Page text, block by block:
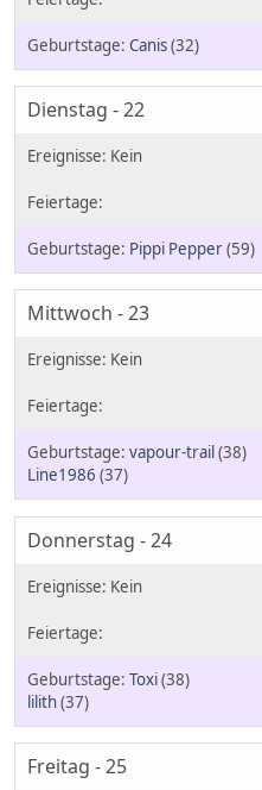
Canis(32)
Dienstag - 22
Pippi Pepper(59)
Mittwoch - 23
vapour-trail (38)
Line1986 (37)
Donnerstag - 24
Toxi(38)
lilith(37)
Freitag - 25